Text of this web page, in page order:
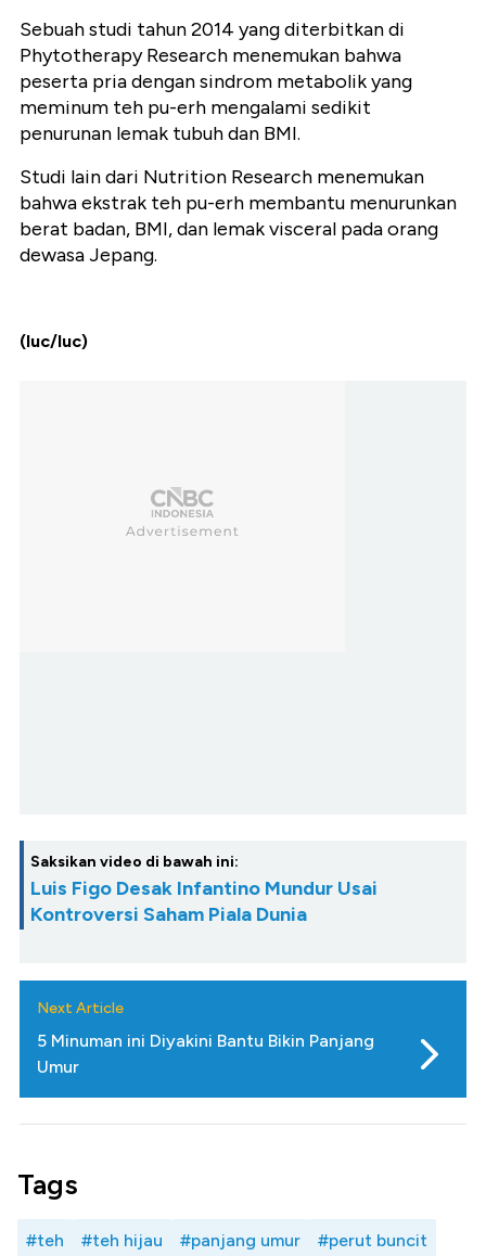
Sebuah studi tahun 2014 yang diterbitkan di
Phytotherapy Research menemukan bahwa
peserta pria dengan sindrom metabolik yang
meminum teh pu-erh mengalami sedikit
penurunan lemak tubuh dan BMI.
Studi lain dari Nutrition Research menemukan
bahwa ekstrak teh pu-erh membantu menurunkan
berat badan, BMI, dan lemak visceral pada orang
dewasa Jepang.
(luc/luc)
Saksikan video di bawah ini:
Luis Figo Desak Infantino Mundur Usai
Kontroversi Saham Piala Dunia
Next Article
5 Minuman ini Diyakini Bantu Bikin Panjang
Umur
Tags
#teh #teh hijau #panjang umur #perut buncit